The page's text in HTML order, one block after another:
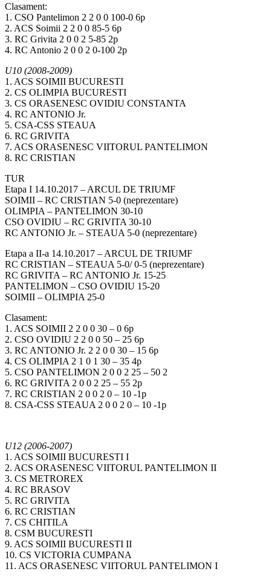
Clasament:
1. CSO Pantelimon 2 2 0 0 100-0 6p
2. ACS Soimii 2 2 0 0 85-5 6p
3. RC Grivita 2 0 0 2 5-85 2p
4. RC Antonio 2 0 0 2 0-100 2p
U10 (2008-2009)
1. ACS SOIMII BUCURESTI
2. CS OLIMPIA BUCURESTI
3. CS ORASENESC OVIDIU CONSTANTA
4. RC ANTONIO Jr.
5. CSA-CSS STEAUA
6. RC GRIVITA
7. ACS ORASENESC VIITORUL PANTELIMON
8. RC CRISTIAN
TUR
Etapa I 14.10.2017 – ARCUL DE TRIUMF
SOIMII – RC CRISTIAN 5-0 (neprezentare)
OLIMPIA – PANTELIMON 30-10
CSO OVIDIU – RC GRIVITA 30-10
RC ANTONIO Jr. – STEAUA 5-0 (neprezentare)
Etapa a II-a 14.10.2017 – ARCUL DE TRIUMF
RC CRISTIAN – STEAUA 5-0/ 0-5 (neprezentare)
RC GRIVITA – RC ANTONIO Jr. 15-25
PANTELIMON – CSO OVIDIU 15-20
SOIMII – OLIMPIA 25-0
Clasament:
1. ACS SOIMII 2 2 0 0 30 – 0 6p
2. CSO OVIDIU 2 2 0 0 50 – 25 6p
3. RC ANTONIO Jr. 2 2 0 0 30 – 15 6p
4. CS OLIMPIA 2 1 0 1 30 – 35 4p
5. CSO PANTELIMON 2 0 0 2 25 – 50 2
6. RC GRIVITA 2 0 0 2 25 – 55 2p
7. RC CRISTIAN 2 0 0 2 0 – 10 -1p
8. CSA-CSS STEAUA 2 0 0 2 0 – 10 -1p
U12 (2006-2007)
1. ACS SOIMII BUCURESTI I
2. ACS ORASENESC VIITORUL PANTELIMON II
3. CS METROREX
4. RC BRASOV
5. RC GRIVITA
6. RC CRISTIAN
7. CS CHITILA
8. CSM BUCURESTI
9. ACS SOIMII BUCURESTI II
10. CS VICTORIA CUMPANA
11. ACS ORASENESC VIITORUL PANTELIMON I